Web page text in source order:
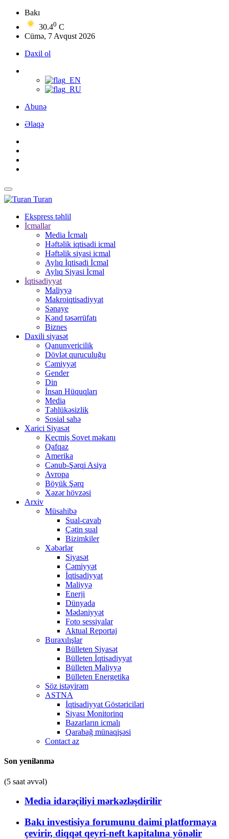
Bakı
30.40 C
Cümə, 7 Avqust 2026
Daxil ol
Abunə
Əlaqə
Turan
Ekspress təhlil
İcmallar
Media İcmalı
Həftəlik iqtisadi icmal
Həftəlik siyasi icmal
Aylıq İqtisadi İcmal
Aylıq Siyasi İcmal
İqtisadiyyat
Maliyyə
Makroiqtisadiyyat
Sənaye
Kənd təsərrüfatı
Biznes
Daxili siyasət
Qanunvericilik
Dövlət quruculuğu
Cəmiyyət
Gender
Din
İnsan Hüquqları
Media
Təhlükəsizlik
Sosial sahə
Xarici Siyasət
Keçmiş Sovet məkanı
Qafqaz
Amerika
Cənub-Şərqi Asiya
Avropa
Böyük Şərq
Xəzər hövzəsi
Arxiv
Müsahibə
Sual-cavab
Çətin sual
Bizimkiler
Xəbərlər
Siyasət
Cəmiyyət
İqtisadiyyat
Maliyyə
Enerji
Dünyada
Mədəniyyət
Foto sessiyalar
Aktual Reportaj
Buraxılışlar
Bülleten Siyasət
Bülleten İqtisadiyyat
Bülleten Maliyyə
Bülleten Energetika
Söz istəyirəm
ASTNA
İqtisadiyyat Göstəriciləri
Siyası Monitorinq
Bazarların icmalı
Qarabağ münaqişəsi
Contact az
Son yenilənmə
(5 saat əvvəl)
Media idarəçiliyi mərkəzləşdirilir
Bakı investisiya forumunu daimi platformaya
çevirir, diqqət qeyri-neft kapitalına yönəlir